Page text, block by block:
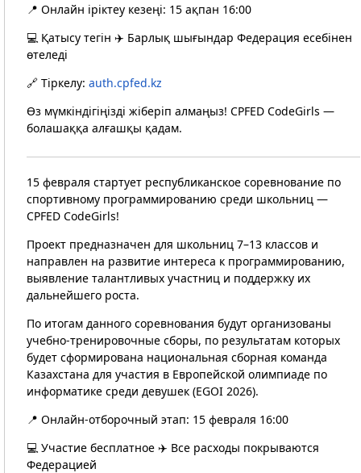
📍 Онлайн іріктеу кезеңі: 15 ақпан 16:00
💻 Қатысу тегін ✈️ Барлық шығындар Федерация есебінен
өтеледі
🔗 Тіркелу: auth.cpfed.kz
Өз мүмкіндігіңізді жіберіп алмаңыз! CPFED CodeGirls —
болашаққа алғашқы қадам.
15 февраля стартует республиканское соревнование по
спортивному программированию среди школьниц —
CPFED CodeGirls!
Проект предназначен для школьниц 7–13 классов и
направлен на развитие интереса к программированию,
выявление талантливых участниц и поддержку их
дальнейшего роста.
По итогам данного соревнования будут организованы
учебно-тренировочные сборы, по результатам которых
будет сформирована национальная сборная команда
Казахстана для участия в Европейской олимпиаде по
информатике среди девушек (EGOI 2026).
📍 Онлайн-отборочный этап: 15 февраля 16:00
💻 Участие бесплатное ✈️ Все расходы покрываются
Федерацией